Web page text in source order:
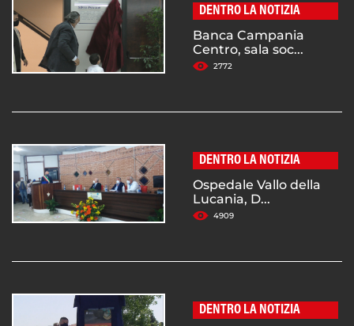
DENTRO LA NOTIZIA
Banca Campania
Centro, sala soc...
2772
DENTRO LA NOTIZIA
Ospedale Vallo della
Lucania, D...
4909
DENTRO LA NOTIZIA